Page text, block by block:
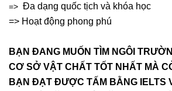
=> Đa dạng quốc tịch và khóa học
=> Hoạt động phong phú
BẠN ĐANG MUỐN TÌM NGÔI
CƠ SỞ VẬT CHẤT TỐT NHẤT MÀ
BẠN ĐẠT ĐƯỢC TẤM BẰNG IELTS